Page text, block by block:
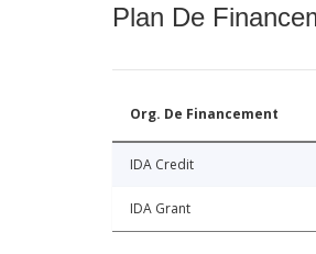
Plan De
Org. De Financement
IDA Credit
IDA Grant